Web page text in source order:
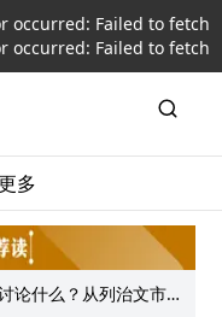
occurred: Failed to fetch
occurred: Failed to fetch
多
论什么？从列治文市